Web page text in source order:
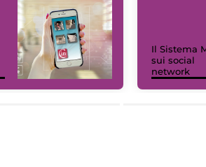
Il Sistema
sui social
network